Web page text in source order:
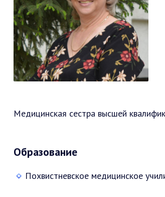
Медицинская сестра высшей
Образование
Похвистневское медицинское